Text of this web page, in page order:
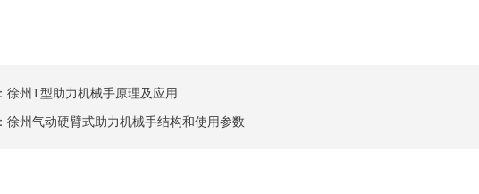
徐州T型助力机械手原理及应用
徐州气动硬臂式助力机械手结构和使用参数